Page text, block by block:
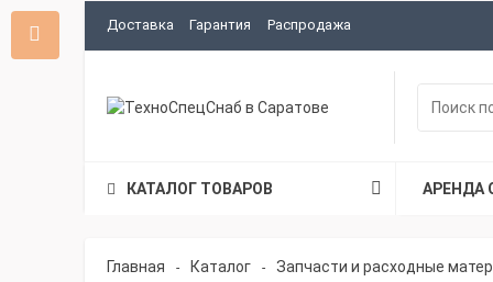
Доставка Гарантия Распродажа
КАТАЛОГ ТОВАРОВ АРЕНДА
Главная - Каталог - Запчасти и расходные